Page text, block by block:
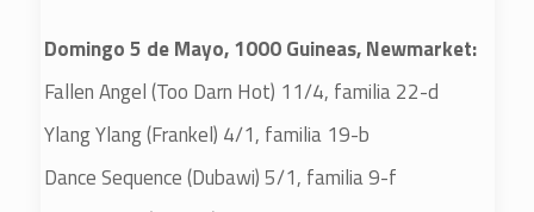
Domingo 5 de Mayo, 1000 Guineas, Newmarket:
Fallen Angel (Too Darn Hot) 11/4, familia 22-d
Ylang Ylang (Frankel) 4/1, familia 19-b
Dance Sequence (Dubawi) 5/1, familia 9-f